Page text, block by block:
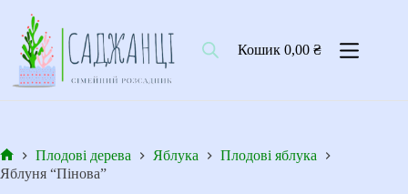
вмісту
Кошик0,00₴
Головна
Плодові дерева Яблука
Плодові яблука
Яблуня “Пінова”